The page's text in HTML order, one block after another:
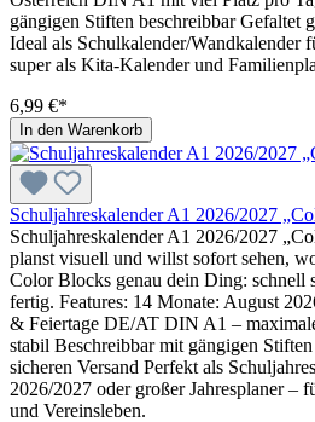
gängigen Stiften beschreibbar Gefaltet
Ideal als Schulkalender/Wandkalender
super als Kita-Kalender und
6,99 €*
In den Warenkorb
Schuljahreskalender A1 2026/2027
Schuljahreskalender A1 2026/2027
planst visuell und willst sofort sehen,
Color Blocks genau dein Ding: schnell
fertig. Features: 14 Monate: August
& Feiertage DE/AT DIN A1 –
stabil Beschreibbar mit gängigen
sicheren Versand Perfekt als
2026/2027 oder großer Jahresplaner –
und Vereinsleben.